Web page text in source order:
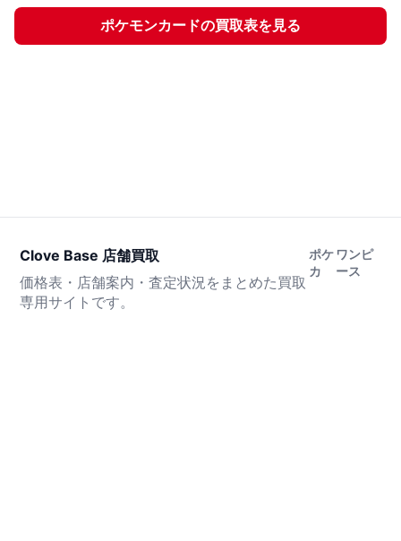
ポケモンカードの買取表を見る
Clove Base 店舗買取
価格表・店舗案内・査定状況をまとめた買取
専用サイトです。
ポケ
カ
ワンピ
ース